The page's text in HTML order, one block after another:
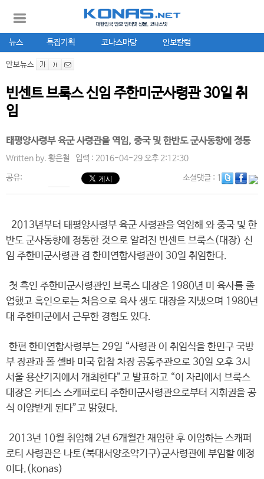
뉴스 특집기획 코나스마당 안보칼럼
안보뉴스
빈센트 브룩스 신임 주한미군사령관 30일 취
임
태평양사령부 육군 사령관을 역임, 중국 및 한반도 군사동향에 정통
Written by. 황은철 입력 : 2016-04-29 오후 2:12:30
공유: 소셜댓글: 1
2013년부터 태평양사령부 육군 사령관을 역임해 와 중국 및 한
반도 군사동향에 정통한 것으로 알려진 빈센트 브룩스(대장) 신
임 주한미군사령관 겸 한미연합사령관이 30일 취임한다.
첫 흑인 주한미군사령관인 브룩스 대장은 1980년 미 육사를 졸
업했고 흑인으로는 처음으로 육사 생도 대장을 지냈으며 1980년
대 주한미군에서 근무한 경험도 있다.
한편 한미연합사령부는 29일 “사령관 이 취임식을 한민구 국방
부 장관과 폴 셀바 미국 합참 차장 공동주관으로 30일 오후 3시
서울 용산기지에서 개최한다”고 발표하고 “이 자리에서 브룩스
대장은 커티스 스캐퍼로티 주한미군사령관으로부터 지휘권을 공
식 이양받게 된다”고 밝혔다.
2013년 10월 취임해 2년 6개월간 재임한 후 이임하는 스캐퍼
로티 사령관은 나토(북대서양조약기구)군사령관에 부임할 예정
이다.(konas)